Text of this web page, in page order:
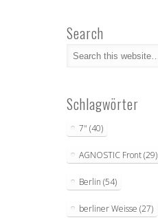
Search
Schlagwörter
7" (40)
AGNOSTIC Front(29)
Berlin (54)
berliner Weisse (27)